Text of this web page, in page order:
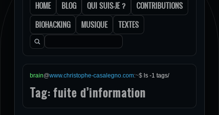
HOME BLOG QUI SUIS-JE ?
CONTRIBUTIONS
BIOHACKING
MUSIQUE TEXTES
Rechercher :
brain@www.christophe-casalegno.com:~$ ls -1 tags/
Tag: fuite d’information